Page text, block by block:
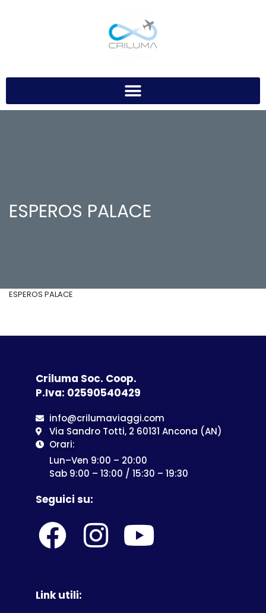
ESPEROS PALACE
ESPEROS PALACE
Criluma Soc. Coop.
P.Iva: 02590540429
info@crilumaviaggi.com
Via Sandro Totti, 2 60131 Ancona (AN)
Orari:
Lun–Ven 9:00 – 20:00
Sab 9:00 – 13:00 / 15:30 – 19:30
Seguici su:
Link utili: